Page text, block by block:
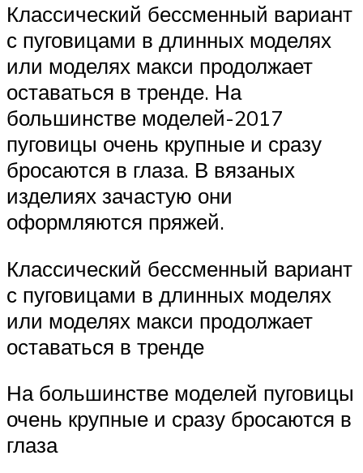
Классический бессменный вариант
с пуговицами в длинных моделях
или моделях макси продолжает
оставаться в тренде. На
большинстве моделей-2017
пуговицы очень крупные и сразу
бросаются в глаза. В вязаных
изделиях зачастую они
оформляются пряжей.
Классический бессменный вариант
с пуговицами в длинных моделях
или моделях макси продолжает
оставаться в тренде
На большинстве моделей пуговицы
очень крупные и сразу бросаются в
глаза